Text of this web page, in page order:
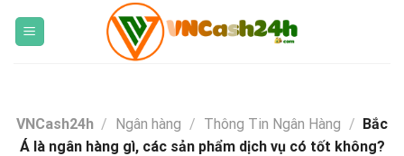
VNCash24h / Ngân hàng / Thông Tin Ngân Hàng / Bắc
Á là ngân hàng gì, các sản phẩm dịch vụ có tốt không?